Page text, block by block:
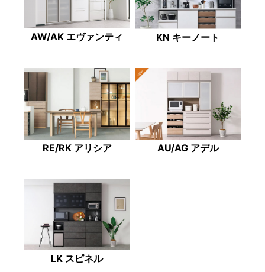
AW/AK エヴァンティ KN キーノート
RE/RK アリシア AU/AG アデル
LK スピネル